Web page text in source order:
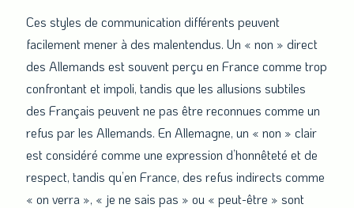
Ces styles de communication différents peuvent
facilement mener à des malentendus. Un « non » direct
des Allemands est souvent perçu en France comme trop
confrontant et impoli, tandis que les allusions subtiles
des Français peuvent ne pas être reconnues comme un
refus par les Allemands. En Allemagne, un « non » clair
est considéré comme une expression d’honnêteté et de
respect, tandis qu’en France, des refus indirects comme
« on verra », « je ne sais pas » ou « peut-être » sont